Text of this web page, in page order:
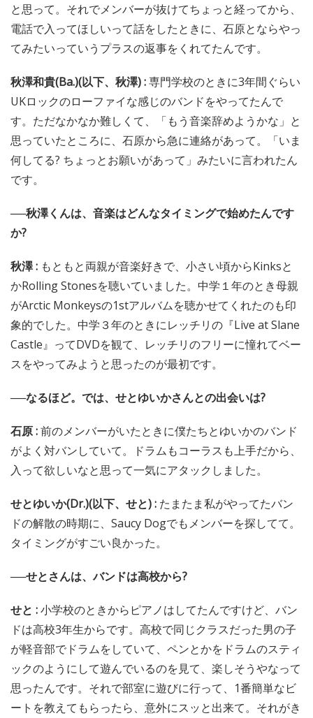
と思って。それでメンバーが抜けてちょっと経ってから、
電話で入ってほしいって話をしたときに、石原とならやっ
てみたいっていうプラスの返事をくれてたんです。
秋澤和貴(Ba.)(以下、秋澤) :専門学校のときに3年間ぐらい
UKロックのローファイな感じのバンドをやってたんで
す。ただなかなか難しくて、「もう音楽辞めようかな」と
思っていたところに、石原から急に連絡があって。「いま
何してる? ちょっとお願いがあって」みたいに言われたん
です。
──秋澤くんは、音楽はどんなタイミングで始めたんです
か?
秋澤 : もともと両親が音楽好きで、小さい頃からKinksと
かRolling Stonesを聴いていました。中学１年のとき母親
がArctic Monkeysの1stアルバムを聴かせてくれたのも印
象的でした。中学３年のときにレッチリの『Live at Slane
Castle』ってDVDを観て、レッチリのフリーに憧れてベー
スをやってみようと思ったのが最初です。
──なるほど。では、せとゆいかさんとの出会いは?
石原 :前のメンバーがいたときに僕たちとゆいかのバンド
がよく対バンしていて。ドラムもコーラスも上手だから、
入って欲しいなと思って一気にアタックしました。
せとゆいか(Dr.)(以下、せと) : たまたま私がやってたバン
ドの解散の時期に、Saucy Dogでもメンバーを探してて。
タイミングがすごい良かった。
──せとさんは、バンドは高校から?
せと :小学校のときからピアノはしてたんですけど、バン
ドは高校3年生からです。高校で同じクラスだった男の子
が軽音部でドラムをしていて、ペンとかをドラムのスティ
ックのようにして遊んでいるのを見て、楽しそうやなって
思ったんです。それで部室に遊びに行って、1番簡単なビ
ートを教えてもらったら、意外にスッと出来て。それがき